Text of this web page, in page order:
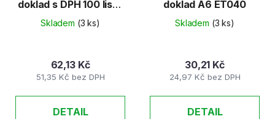
doklad s DPH 100 listů
nečíslovaný copy
Skladem (3 ks)
51,35 Kč bez DPH
62,13 Kč
DETAIL
doklad A6 ET040
Skladem (3 ks)
24,97 Kč bez DPH
30,21 Kč
DETAIL